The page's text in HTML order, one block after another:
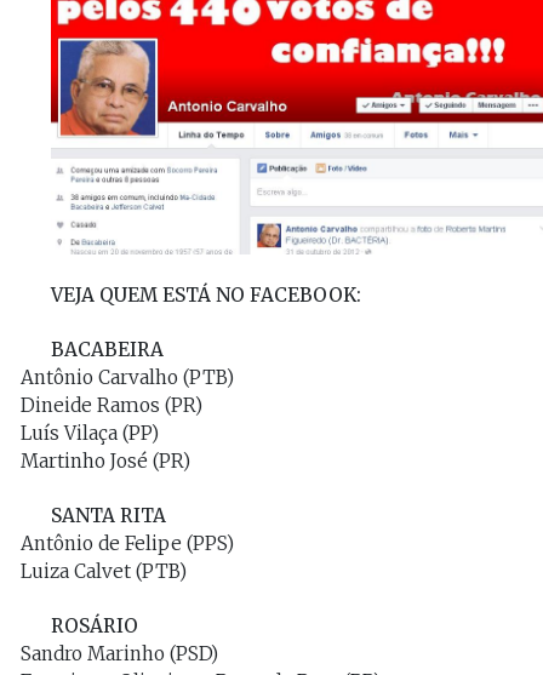
VEJA QUEM ESTÁ NO FACEBOOK:
BACABEIRA
Antônio Carvalho (PTB)
Dineide Ramos (PR)
Luís Vilaça (PP)
Martinho José (PR)
SANTA RITA
Antônio de Felipe (PPS)
Luiza Calvet (PTB)
ROSÁRIO
Sandro Marinho (PSD)